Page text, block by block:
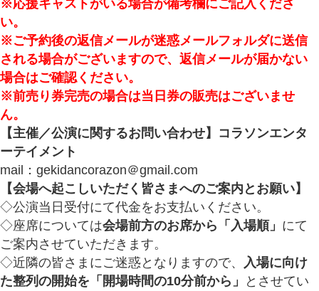
※応援キャストがいる場合が備考欄にご記入くださ
い。
※ご予約後の返信メールが迷惑メールフォルダに送信
される場合がございますので、返信メールが届かない
場合はご確認ください。
※前売り券完売の場合は当日券の販売はございませ
ん。
【主催／公演に関するお問い合わせ】 コラソンエンタ
ーテイメント
mail：gekidancorazon＠gmail.com
【会場へ起こしいただく皆さまへのご案内とお願い】
◇公演当日受付にて代金をお支払いください。
◇座席については会場前方のお席から「入場順」 にて
ご案内させていただきます。
◇近隣の皆さまにご迷惑となりますので、
入場に向け
た整列の開始を「開場時間の10分前から」
とさせてい